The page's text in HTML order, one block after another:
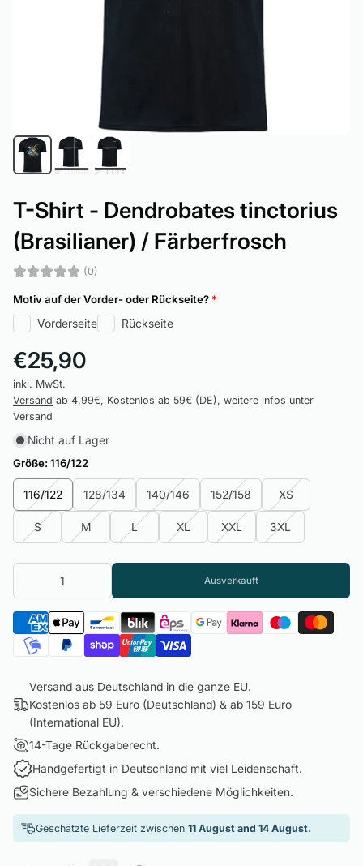
T-Shirt - Dendrobates tinctorius
(Brasilianer) / Färberfrosch
(0)
Motiv auf der Vorder- oder Rückseite? *
Vorderseite
Rückseite
€25,90
inkl. MwSt.
Versand ab 4,99€, Kostenlos ab 59€ (DE), weitere infos unter
Versand
Nicht auf Lager
Größe: 116/122
116/122 128/134 140/146 152/158 XS
S M L XL XXL 3XL
Ausverkauft
Versand aus Deutschland in die ganze EU.
Kostenlos ab 59 Euro (Deutschland) & ab 159 Euro
(International EU).
14-Tage Rückgaberecht.
Handgefertigt in Deutschland mit viel Leidenschaft.
Sichere Bezahlung & verschiedene Möglichkeiten.
Geschätzte Lieferzeit zwischen 11 August and 14 August.